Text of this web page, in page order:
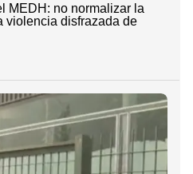
MEDH: no normalizar la
violencia disfrazada de